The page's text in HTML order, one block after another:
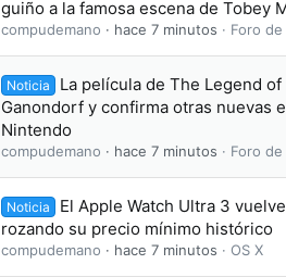
guiño a la famosa escena de Tobey
compudemano hace 7 minutos Foro
Noticia
La película de The Legend
Ganondorf y confirma otras nuevas
Nintendo
compudemano hace 7 minutos Foro
Noticia
El Apple Watch Ultra 3
rozando su precio mínimo histórico
compudemano hace 7 minutos OS X